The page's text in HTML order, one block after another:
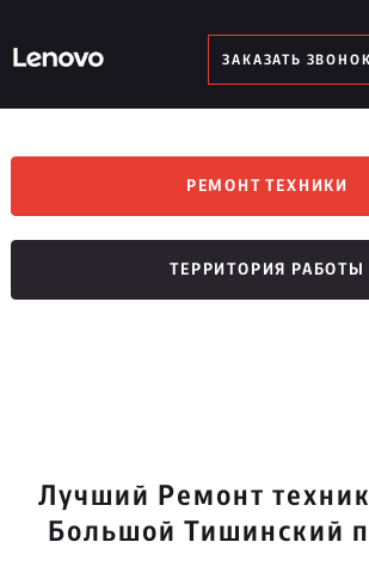
ЗАКАЗАТЬ ЗВОНОК
РЕМОНТ ТЕХНИКИ
ТЕРРИТОРИЯ РАБОТЫ
Лучший Ремонт
Большой Тишинский